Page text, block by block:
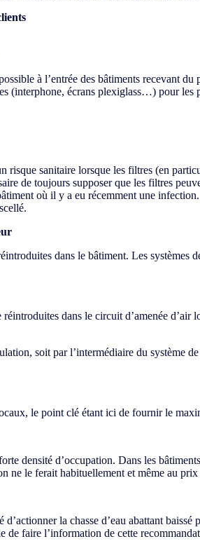
à l’entrée des bâtiments recevant du
(interphone, écrans plexiglass…) pour les
risque sanitaire lorsque les filtres (en
de toujours supposer que les filtres
où il y a eu récemment une
dans le bâtiment. Les systèmes
dans le circuit d’amenée d’air
soit par l’intermédiaire du système
le point clé étant ici de fournir le
densité d’occupation. Dans les
ne le ferait habituellement et même au
la chasse d’eau abattant
de faire l’information de cette